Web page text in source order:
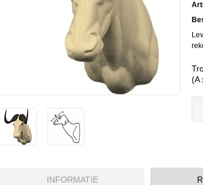
(A
INFORMATIE